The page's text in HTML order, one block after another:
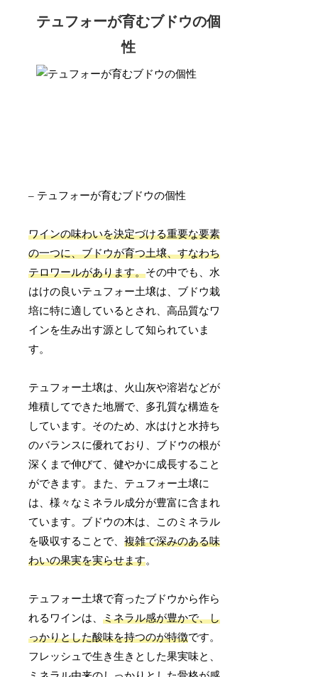
テュフォーが育むブドウの個
性
– テュフォーが育むブドウの個性
ワインの味わいを決定づける重要な要素
の一つに、ブドウが育つ土壌、すなわち
テロワールがあります。その中でも、水
はけの良いテュフォー土壌は、ブドウ栽
培に特に適しているとされ、高品質なワ
インを生み出す源として知られていま
す。
テュフォー土壌は、火山灰や溶岩などが
堆積してできた地層で、多孔質な構造を
しています。そのため、水はけと水持ち
のバランスに優れており、ブドウの根が
深くまで伸びて、健やかに成長すること
ができます。また、テュフォー土壌に
は、様々なミネラル成分が豊富に含まれ
ています。ブドウの木は、このミネラル
を吸収することで、複雑で深みのある味
わいの果実を実らせます。
テュフォー土壌で育ったブドウから作ら
れるワインは、ミネラル感が豊かで、し
っかりとした酸味を持つのが特徴です。
フレッシュで生き生きとした果実味と、